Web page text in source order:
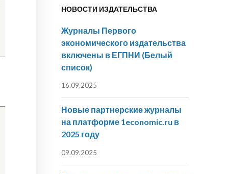
НОВОСТИ ИЗДАТЕЛЬСТВА
Журналы Первого
экономического издательства
включены в ЕГПНИ (Белый
список)
16.09.2025
Новые партнерские журналы
на платформе 1economic.ru в
2025 году
09.09.2025